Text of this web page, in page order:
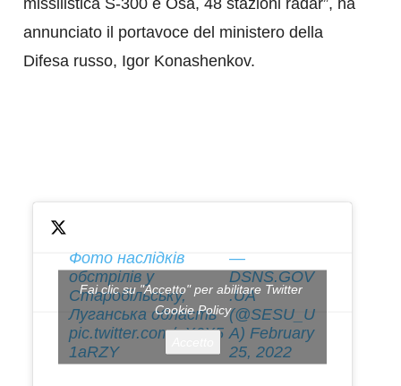
annunciato il portavoce del ministero della
Difesa russo, Igor Konashenkov.
Фото наслідків
обстрілів у
Старобільську,
Луганська область
pic.twitter.com/qX6X5
1aRZY
—
DSNS.GOV
.UA
(@SESU_U
A) February
25, 2022
Fai clic su "Accetto" per abilitare Twitter
Cookie Policy